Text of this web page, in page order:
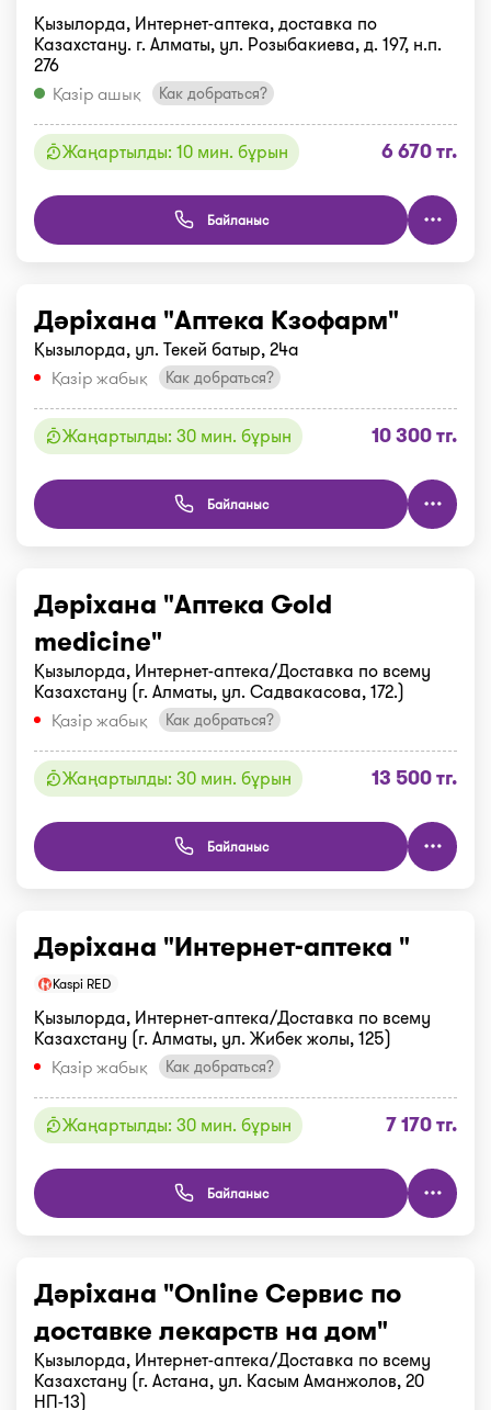
Қызылорда, Интернет-аптека, доставка по
Казахстану. г. Алматы, ул. Розыбакиева, д. 197, н.п.
276
Қазір ашық
Как добраться?
Жаңартылды: 10 мин. бұрын 6 670 тг.
Байланыс
Дәріхана "Аптека Кзофарм"
Қызылорда, ул. Текей батыр, 24а
Қазір жабық
Как добраться?
Жаңартылды: 30 мин. бұрын 10 300 тг.
Байланыс
Дәріхана "Аптека Gold
medicine"
Қызылорда, Интернет-аптека/Доставка по всему
Казахстану (г. Алматы, ул. Садвакасова, 172.)
Қазір жабық
Как добраться?
Жаңартылды: 30 мин. бұрын 13 500 тг.
Байланыс
Дәріхана "Интернет-аптека "
Kaspi RED
Қызылорда, Интернет-аптека/Доставка по всему
Казахстану (г. Алматы, ул. Жибек жолы, 125)
Қазір жабық
Как добраться?
Жаңартылды: 30 мин. бұрын 7 170 тг.
Байланыс
Дәріхана "Online Сервис по
доставке лекарств на дом"
Қызылорда, Интернет-аптека/Доставка по всему
Казахстану (г. Астана, ул. Касым Аманжолов, 20
НП-13)